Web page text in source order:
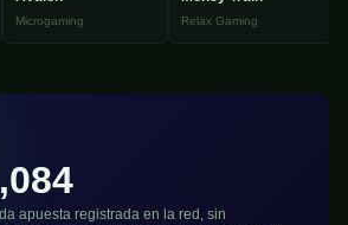
Microgaming Relax Gaming
apuesta registrada en la red, sin